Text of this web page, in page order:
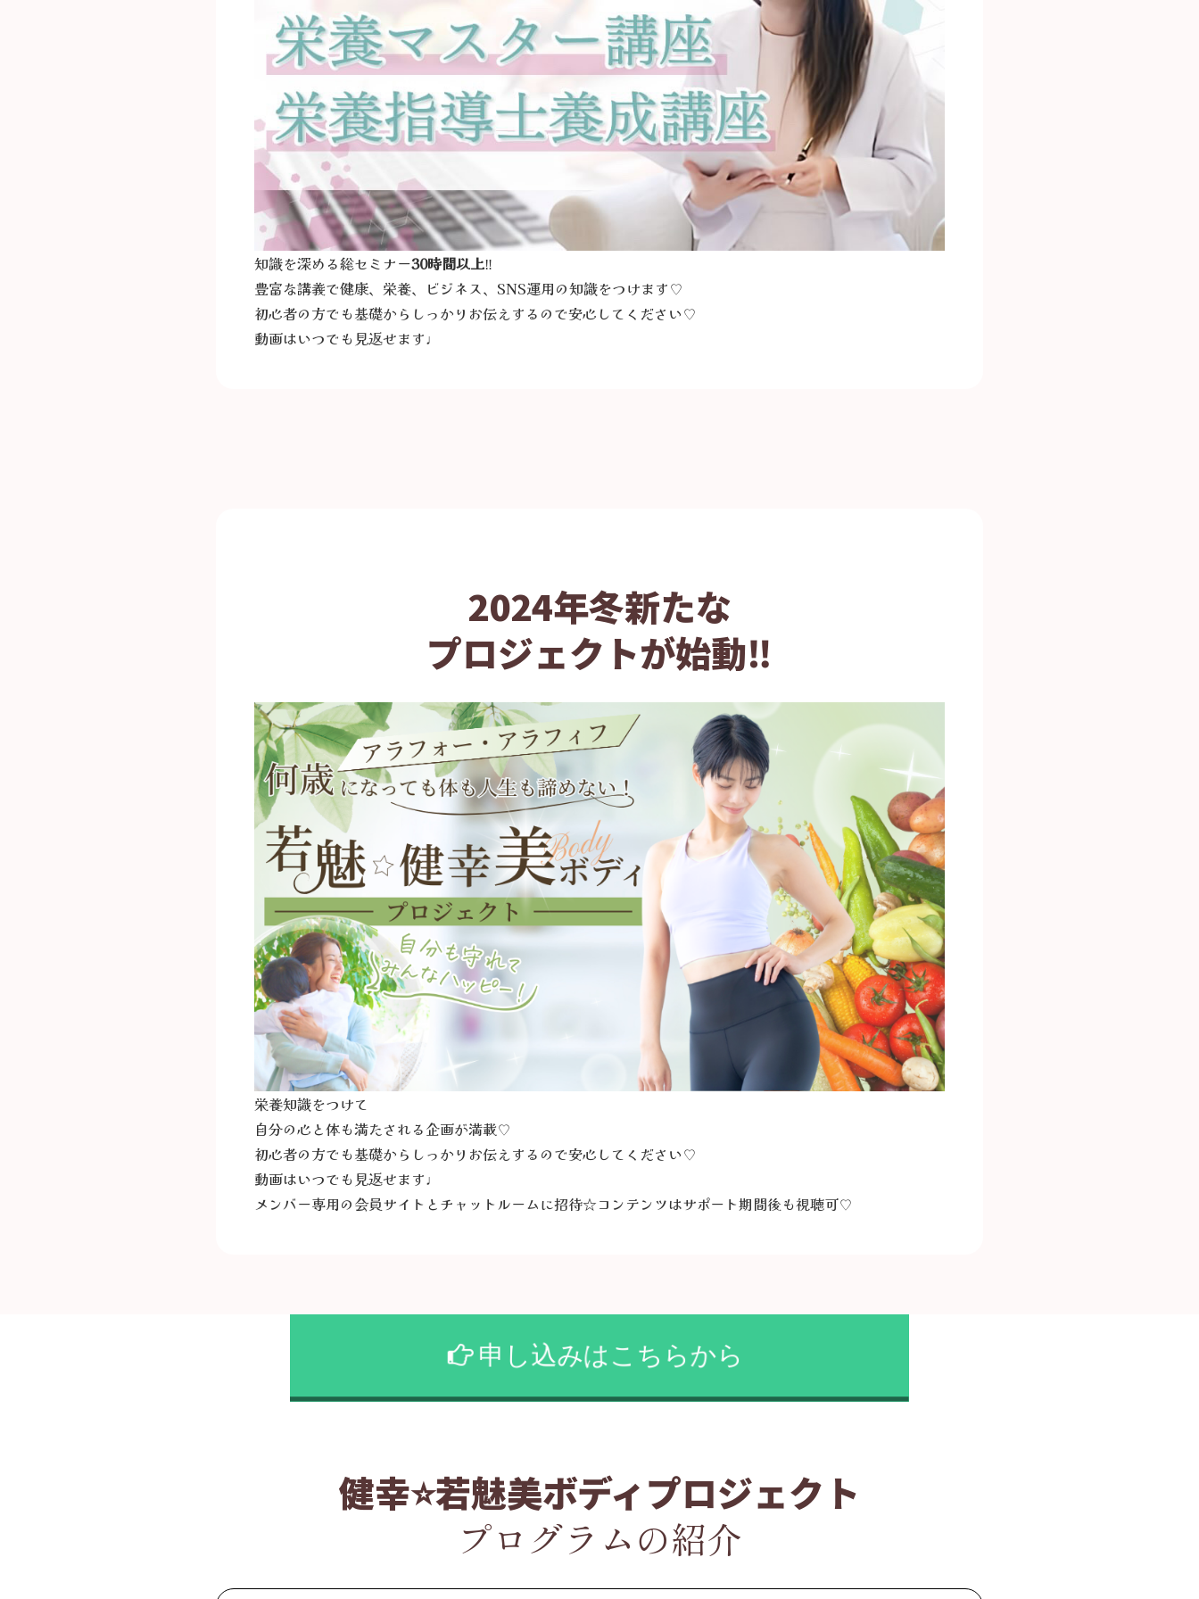
知識を深める総セミナー30時間以上‼️
豊富な講義で健康、栄養、ビジネス、SNS運用の知識をつけます♡
初心者の方でも基礎からしっかりお伝えするので安心してください♡
動画はいつでも見返せます♩
2024年冬新たな
プロジェクトが始動‼️
栄養知識をつけて
自分の心と体も満たされる企画が満載♡
初心者の方でも基礎からしっかりお伝えするので安心してください♡
動画はいつでも見返せます♩
メンバー専用の会員サイトとチャットルームに招待☆コンテンツはサポート期間後も視聴可♡
申し込みはこちらから
健幸⭐️若魅美ボディプロジェクト
プログラムの紹介